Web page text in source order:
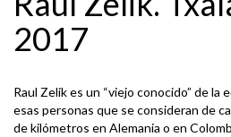
2017
Raul Zelik es un “viejo conocido” de la
esas personas que se consideran de
de kilómetros en Alemania o en